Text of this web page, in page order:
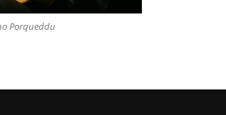
Porqueddu